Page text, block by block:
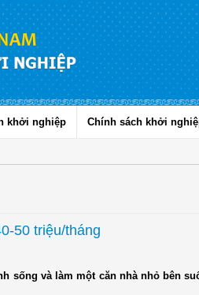
khởi nghiệp Chính sách khởi
50 triệu/tháng
sống và làm một căn nhà nhỏ bên